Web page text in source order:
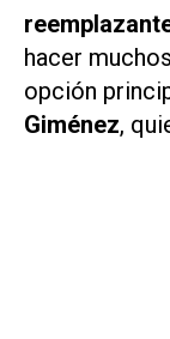
hacer
opción
Giménez,